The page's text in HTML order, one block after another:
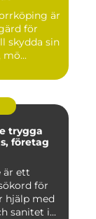
är
för
skydda sin
företag
är ett
för
hjälp med
sanitet i...